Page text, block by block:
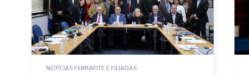
NOTÍCIAS FEBRAFITE E FILIADAS